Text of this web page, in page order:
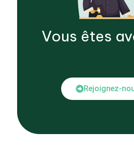
Vous êtes
Rejoignez-